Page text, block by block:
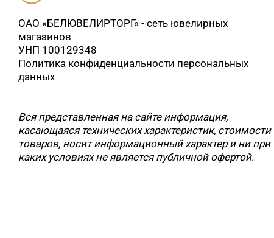
ОАО «БЕЛЮВЕЛИРТОРГ» - сеть ювелирных
магазинов
УНП 100129348
Политика конфиденциальности персональных
данных
Вся представленная на сайте информация,
касающаяся технических характеристик, стоимости
товаров, носит информационный характер и ни при
каких условиях не является публичной офертой.